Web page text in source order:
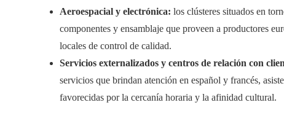
Aeroespacial y electrónica: los clústeres situados en
componentes y ensamblaje que proveen a productores
locales de control de calidad.
Servicios externalizados y centros de relación con
servicios que brindan atención en español y francés,
favorecidas por la cercanía horaria y la afinidad cultural.